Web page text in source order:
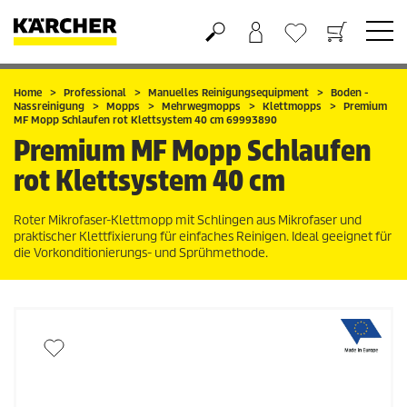
Warenkorb
Wunschliste
Home Professional Manuelles Reinigungsequipment
Boden -
Nassreinigung
Mopps Mehrwegmopps Klettmopps
Premium
MF Mopp Schlaufen rot Klettsystem 40 cm 69993890
Premium MF Mopp Schlaufen
rot Klettsystem 40 cm
Roter Mikrofaser-Klettmopp mit Schlingen aus Mikrofaser und
praktischer Klettfixierung für einfaches Reinigen. Ideal geeignet für
die Vorkonditionierungs- und Sprühmethode.